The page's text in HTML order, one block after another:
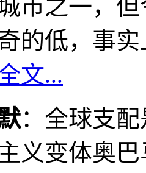
市之一，
的低，事
文...
：全球支
义变体奥